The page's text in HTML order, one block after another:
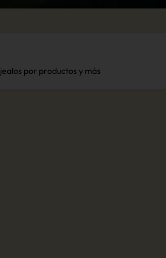
por productos y más